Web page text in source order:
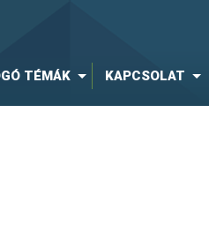
TÉMÁK KAPCSOLAT